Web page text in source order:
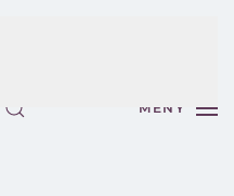
MENY